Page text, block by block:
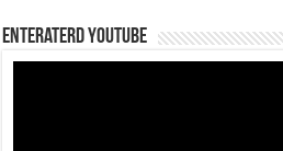
EnterateRD YOUTUBE